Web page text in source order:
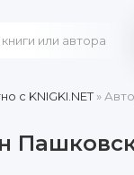
c KNIGKI.NET»